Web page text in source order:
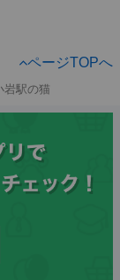
ページTOPへ
岩駅の猫